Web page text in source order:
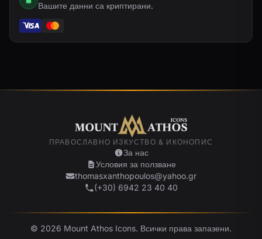
Вашите данни са криптирани.
ПРАВОСЛАВНО ИЗКУСТВО & ИКОНОПИС
За нас
Условия за ползване
thomasxanthopoulos@yahoo.gr
(+30) 6942 23 40 40
© 2026 Mount Athos Icons. Всички права запазени.